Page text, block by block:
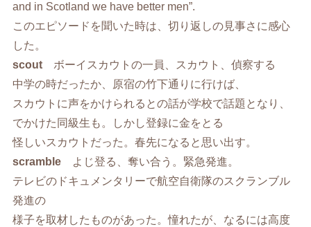
and in Scotland we have better men”.
このエピソードを聞いた時は、切り返しの見事さに感心
した。
scout ボーイスカウトの一員、スカウト、偵察する
中学の時だったか、原宿の竹下通りに行けば、
スカウトに声をかけられるとの話が学校で話題となり、
でかけた同級生も。しかし登録に金をとる
怪しいスカウトだった。春先になると思い出す。
scramble よじ登る、奪い合う。緊急発進。
テレビのドキュメンタリーで航空自衛隊のスクランブル
発進の
様子を取材したものがあった。憧れたが、なるには高度